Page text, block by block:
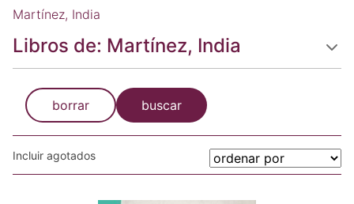
Martínez, India
Libros de: Martínez, India
borrar buscar
Incluir agotados